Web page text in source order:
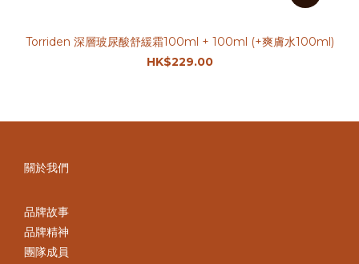
Torriden 深層玻尿酸舒緩霜100ml + 100ml (+爽膚水100ml)
HK$229.00
關於我們
品牌故事
品牌精神
團隊成員